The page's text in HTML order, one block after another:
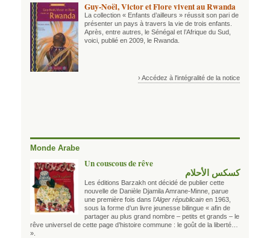
Guy-Noël, Victor et Flore vivent au Rwanda
La collection « Enfants d’ailleurs » réussit son pari de
présenter un pays à travers la vie de trois enfants.
Après, entre autres, le Sénégal et l’Afrique du Sud,
voici, publié en 2009, le Rwanda.
› Accédez à l'intégralité de la notice
Monde Arabe
Un couscous de rêve
كسكس الأحلام
Les éditions Barzakh ont décidé de publier cette
nouvelle de Danièle Djamila Amrane-Minne, parue
une première fois dans l’Alger républicain en 1963,
sous la forme d’un livre jeunesse bilingue « afin de
partager au plus grand nombre – petits et grands – le
rêve universel de cette page d’histoire commune : le goût de la liberté…
».